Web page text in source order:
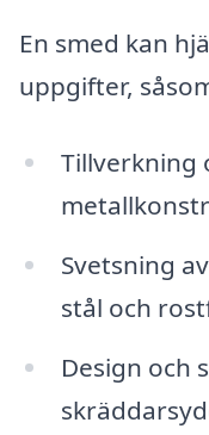
En smed kan
uppgifter,
Tillverkning
Svetsning
stål och
Design och